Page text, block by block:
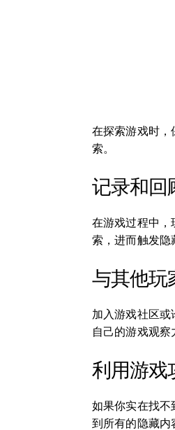
在探索游戏时，
索。
记录和回
在游戏过程中，
索，进而触发隐
与其他玩
加入游戏社区
自己的游戏观察
利用游戏
如果你实在找不
到所有的隐藏内